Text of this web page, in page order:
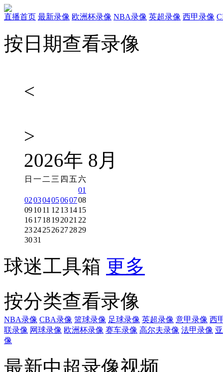
直播首页 最新录像 欧洲杯录像 NBA录像 英超录像 西甲录像
按日期查看录像
<
>
2026年 8 月
日 一 二 三 四 五 六
01
02030405060708
091011 12 131415
161718192021 22
23242526272829
3031
球迷工具箱 更多
按分类查看录像
NBA录像 CBA录像 篮球录像 足球录像 英超录像 意甲录像 西
联录像 网球录像 欧洲杯录像 赛车录像 高尔夫录像 法甲录像
像
最新中超录像视频